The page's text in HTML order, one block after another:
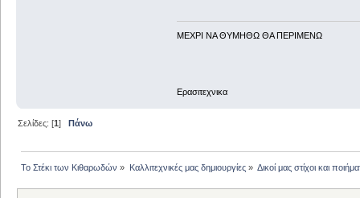
ΜΕΧΡΙ ΝΑ ΘΥΜHΘΩ ΘΑ ΠΕΡΙΜΕΝΩ
Ερασιτεχνικα
Σελίδες: [1] Πάνω
Το Στέκι των Κιθαρωδών » Καλλιτεχνικές μας δημιουργίες» Δικοί μας στίχοι και